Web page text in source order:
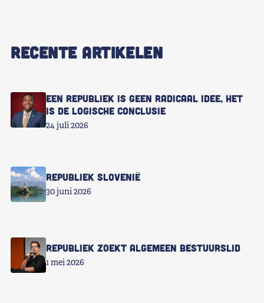
RECENTE ARTIKELEN
Een republiek is geen radicaal idee, het
is de logische conclusie
24 juli 2026
Republiek Slovenië
30 juni 2026
Republiek zoekt Algemeen Bestuurslid
1 mei 2026